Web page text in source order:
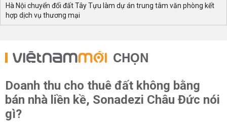
Hà Nội chuyển đổi đất Tây Tựu làm dự án trung tâm văn phòng kết
hợp dịch vụ thương mại
CHỌN
Doanh thu cho thuê đất không bằng
bán nhà liền kề, Sonadezi Châu Đức nói
gì?